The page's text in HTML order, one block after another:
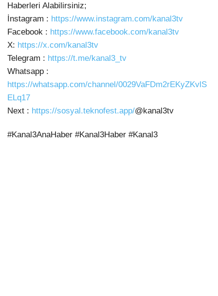
Haberleri Alabilirsiniz;
İnstagram : https://www.instagram.com/kanal3tv
Facebook : https://www.facebook.com/kanal3tv
X: https://x.com/kanal3tv
Telegram : https://t.me/kanal3_tv
Whatsapp :
https://whatsapp.com/channel/0029VaFDm2rEKyZKvlS
ELq17
Next : https://sosyal.teknofest.app/@kanal3tv
#Kanal3AnaHaber #Kanal3Haber #Kanal3